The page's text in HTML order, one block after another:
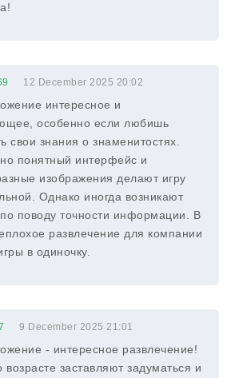
12 December 2025 20:02
интересное и
особенно если любишь
свои знания о знаменитостях.
понятный интерфейс и
изображения делают игру
Однако иногда возникают
поводу точности информации. В
развлечение для компании
в одиночку.
9 December 2025 21:01
- интересное развлечение!
возрасте заставляют задуматься и